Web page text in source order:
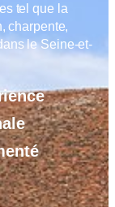
tel que la
charpente,
le Seine-et-